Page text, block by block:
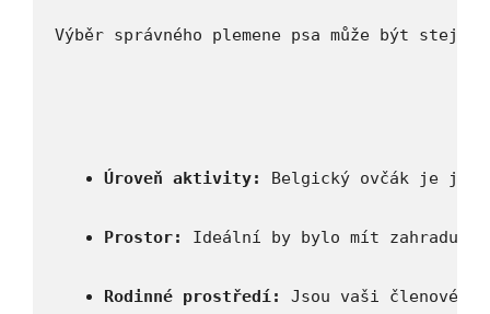
Výběr správného plemene psa může být
Úroveň aktivity: Belgický ovčák je
Prostor: Ideální by bylo mít zahradu,
Rodinné prostředí: Jsou vaši členové